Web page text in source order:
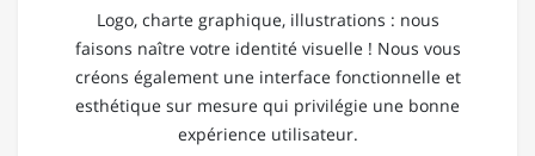
Logo, charte graphique, illustrations : nous
faisons naître votre identité visuelle ! Nous vous
créons également une interface fonctionnelle et
esthétique sur mesure qui privilégie une bonne
expérience utilisateur.